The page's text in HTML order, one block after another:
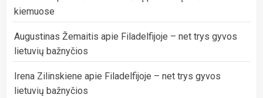
kiemuose
Augustinas Žemaitis apie Filadelfijoje – net trys gyvos
lietuvių bažnyčios
Irena Zilinskiene apie Filadelfijoje – net trys gyvos
lietuvių bažnyčios